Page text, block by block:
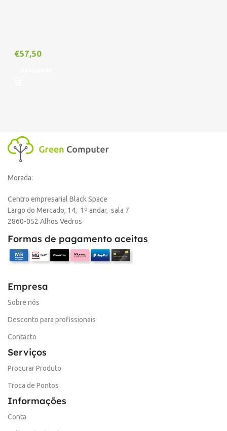
€57,50
Morada:
Centro empresarial Black Space
Largo do Mercado, 14, 1º andar, sala 7
2860-052 Alhos Vedros
Formas de pagamento aceitas
Empresa
Sobre nós
Desconto para profissionais
Contacto
Serviços
Procurar Produto
Troca de Pontos
Informações
Conta